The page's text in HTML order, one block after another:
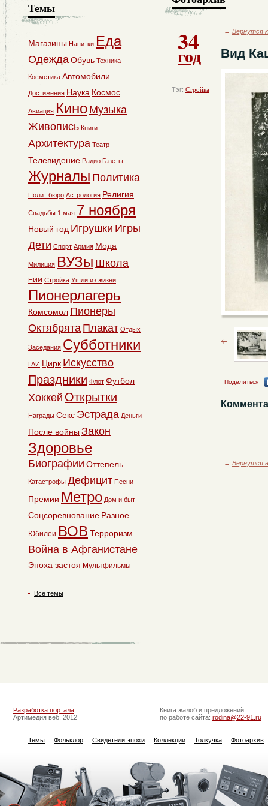
34
год
Тэг: Стройка
← Вернутся
Вид
Поделиться
← Вернутся
Темы
Магазины Напитки Еда
ОдеждаОбувь Техника
Косметика Автомобили
Достижения Наука Космос
Авиация Кино Музыка
Живопись Книги
Архитектура Театр
Телевидение Радио Газеты
Журналы Политика
Полит бюро Астрология Религия
Свадьбы 1 мая 7 ноября
Новый год Игрушки Игры
Дети Спорт Армия Мода
Милиция ВУЗы Школа
НИИ Стройка Ушли из жизни
Пионерлагерь
Комсомол Пионеры
Октябрята Плакат Отдых
Заседания Субботники
ГАИ Цирк Искусство
Праздники Флот Футбол
Хоккей Открытки
Награды Секс Эстрада Деньги
После войны Закон
Здоровье
Биографии Оттепель
Катастрофы Дефицит Песни
Премии Метро Дом и быт
Соцсоревнование Разное
Юбилеи ВОВ Терроризм
Война в Афганистане
Эпоха застоя Мультфильмы
Все темы
Разработка портала
Артимедия веб, 2012
Книга жалоб и предложений
по работе сайта: rodina@22-91.ru
Темы Фольклор Свидетели эпохи Коллекции Толкучка Фотоархив